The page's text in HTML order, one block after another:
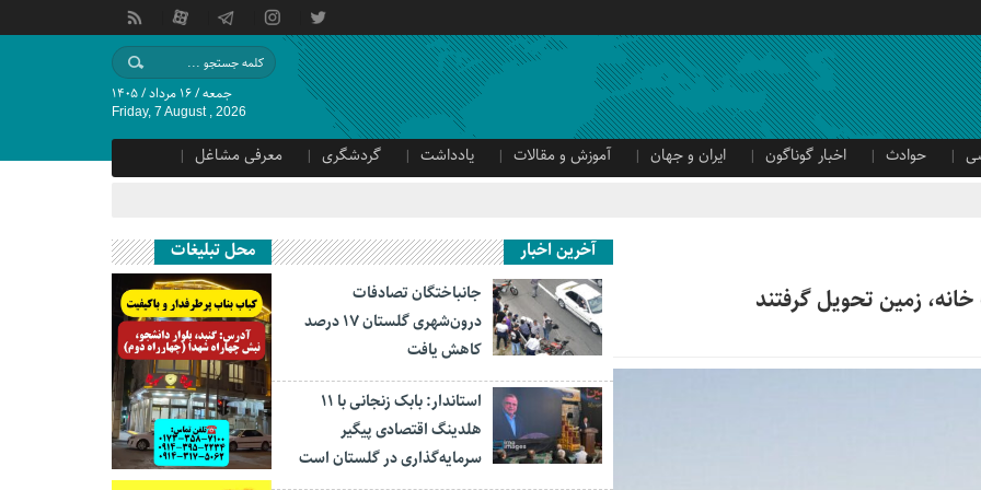
جمعه / ۱۶ مرداد / ۱۴۰۵
Friday, 7 August , 2026
حوادث اخبار گوناگون ایران و جهان آموزش و مقالات یادداشت گردشگری
معرفی مشاغل
آخرین اخبار
جانباختگان تصادفات
درون‌شهری گلستان ۱۷ درصد
کاهش یافت
استاندار: بابک زنجانی با ۱۱
هلدینگ اقتصادی پیگیر
سرمایه‌گذاری در گلستان است
محل تبلیغات